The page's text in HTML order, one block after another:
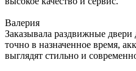
Валерия
Заказывала раздвижные
точно в назначенное время,
выглядят стильно и